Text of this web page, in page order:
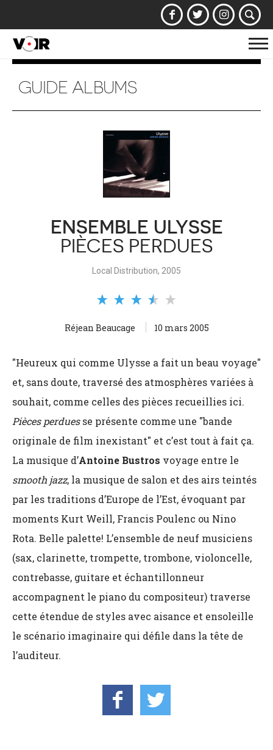
la
GUIDE ALBUMS
ENSEMBLE ULYSSE
PIÈCES PERDUES
Local Distribution, 2005
Réjean Beaucage 10 mars 2005
"Heureux qui comme Ulysse a fait un beau voyage"
et, sans doute, traversé des atmosphères variées à
souhait, comme celles des pièces recueillies ici.
Pièces perduesse présente comme une "bande
originale de film inexistant" et c’est tout à fait ça.
La musique d’Antoine Bustros voyage entre le
smooth jazz, la musique de salon et des airs teintés
par les traditions d’Europe de l’Est, évoquant par
moments Kurt Weill, Francis Poulenc ou Nino
Rota. Belle palette! L’ensemble de neuf musiciens
(sax, clarinette, trompette, trombone, violoncelle,
contrebasse, guitare et échantillonneur
accompagnent le piano du compositeur) traverse
cette étendue de styles avec aisance et ensoleille
le scénario imaginaire qui défile dans la tête de
l’auditeur.